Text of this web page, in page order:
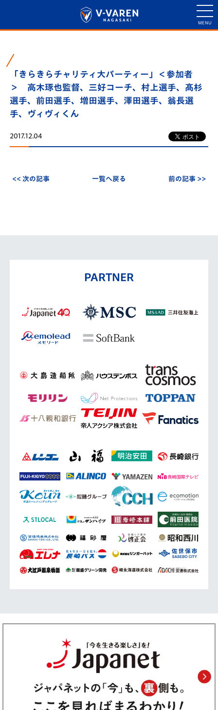
「きらきらチャリティ大パーティー」＜参加者
＞ 高木琢也監督、三好コーチ、村上選手、髙杉
選手、前田選手、増田選手、澤田選手、翁長選
手、ヴィヴィくん
2017.12.04
<< 次の記事 一覧へ戻る 前の記事 >>
PARTNER